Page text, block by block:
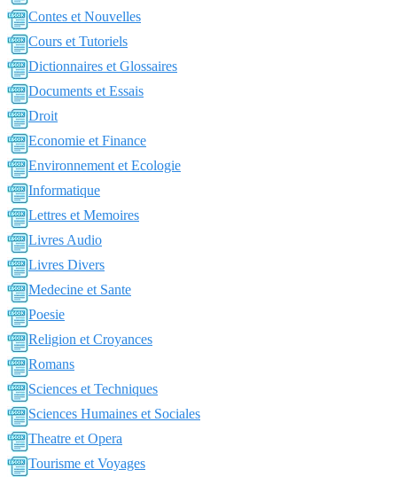
Contes et Nouvelles
Cours et Tutoriels
Dictionnaires et Glossaires
Documents et Essais
Droit
Economie et Finance
Environnement et Ecologie
Informatique
Lettres et Memoires
Livres Audio
Livres Divers
Medecine et Sante
Poesie
Religion et Croyances
Romans
Sciences et Techniques
Sciences Humaines et Sociales
Theatre et Opera
Tourisme et Voyages